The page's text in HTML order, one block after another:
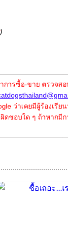
)
การซื้อ-ขาย ตรวจส
ว่าเคยมีผู้ร้องเรีย
ผิดชอบใด ๆ ถ้าหาก